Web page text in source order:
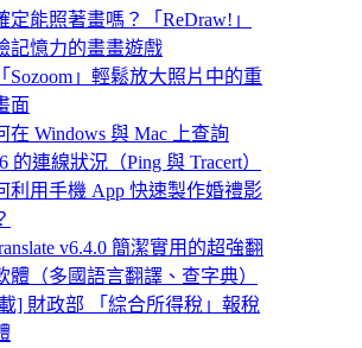
定能照著畫嗎？「ReDraw!」
記憶力的畫畫遊戲
Sozoom」輕鬆放大照片中的重
面
在 Windows 與 Mac 上查詢
的連線狀況（Ping 與 Tracert）
利用手機 App 快速製作婚禮影
v6.4.0 簡潔實用的超強翻
體（多國語言翻譯、查字典）
] 財政部 「綜合所得稅」報稅